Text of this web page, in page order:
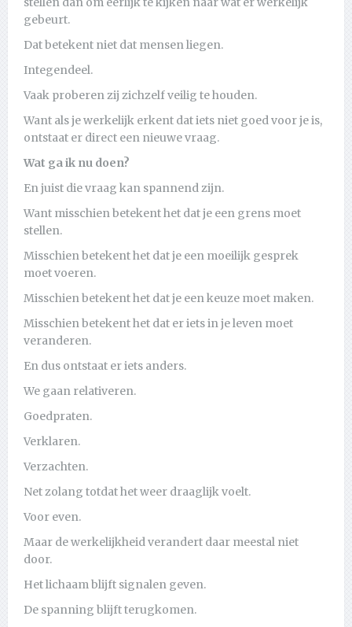
gebeurt.
Dat betekent niet dat mensen liegen.
Integendeel.
Vaak proberen zij zichzelf veilig te houden.
Want als je werkelijk erkent dat iets niet goed voor je is,
ontstaat er direct een nieuwe vraag.
Wat ga ik nu doen?
En juist die vraag kan spannend zijn.
Want misschien betekent het dat je een grens moet
stellen.
Misschien betekent het dat je een moeilijk gesprek
moet voeren.
Misschien betekent het dat je een keuze moet maken.
Misschien betekent het dat er iets in je leven moet
veranderen.
En dus ontstaat er iets anders.
We gaan relativeren.
Goedpraten.
Verklaren.
Verzachten.
Net zolang totdat het weer draaglijk voelt.
Voor even.
Maar de werkelijkheid verandert daar meestal niet
door.
Het lichaam blijft signalen geven.
De spanning blijft terugkomen.